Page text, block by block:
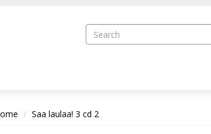
Saa laulaa! 3 cd 2